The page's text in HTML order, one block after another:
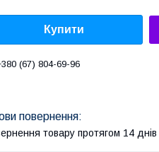
Купити
(67) 804-69-96
товару протягом 14 днів